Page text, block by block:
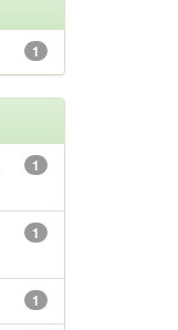
1
1
1
1